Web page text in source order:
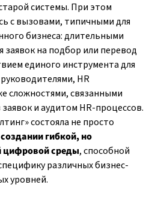
системы. При этом
с вызовами, типичными для
бизнеса: длительными
заявок на подбор или перевод
единого инструмента для
HR
сложностями, связанными
и аудитом HR-процессов.
состояла не просто
гибкой, но
цифровой среды, способной
различных бизнес-
уровней.